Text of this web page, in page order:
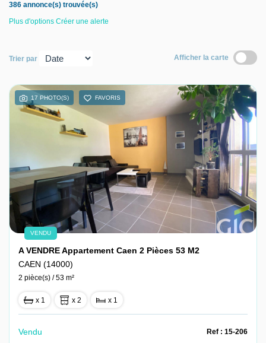
Nos agences
386 annonce(s) trouvée(s)
Plus d'options Créer une alerte
Trier par Afficher la carte
17 PHOTO(S) FAVORIS
VENDU
A VENDRE Appartement Caen 2 Pièces 53 M2
CAEN (14000)
2 pièce(s) / 53 m²
x 1 x 2 x 1
Vendu Ref : 15-206